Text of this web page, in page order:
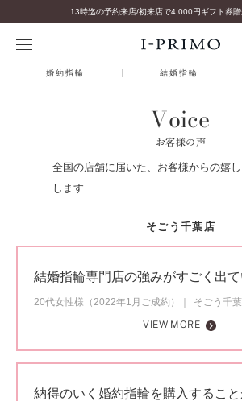
婚約指輪 結婚指輪
Voice
お客様の声
全国の店舗に届いた、お客様からの嬉
します
そごう千葉店
結婚指輪専門店の強みがすごく出て
20代女性様（2022年1月ご成約）
そごう千
VIEW MORE
納得のいく婚約指輪を購入するこ